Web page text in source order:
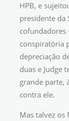
HPB, e
presidente da
cofundadores
conspiratória
depreciação
duas e Judge
grande parte,
contra ele.
Mas talvez os